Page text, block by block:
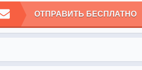
ОТПРАВИТЬ БЕСПЛАТНО